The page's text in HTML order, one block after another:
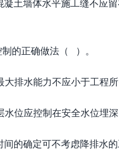
的正确做法（ ）。
大排水能力不应小于工程
水位应控制在安全水位埋
间的确定可不考虑降排水